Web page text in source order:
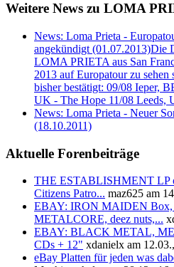
Weitere News zu LOMA
News: Loma Prieta -
angekündigt (01.07.2013)Die
LOMA PRIETA aus San
2013 auf Europatour zu
bisher bestätigt: 09/08 Ieper,
UK - The Hope 11/08 Leeds,
News: Loma Prieta - Neuer
(18.10.2011)
Aktuelle Forenbeiträge
THE ESTABLISHMENT LP
Citizens Patro... maz625 am
EBAY: IRON MAIDEN
METALCORE, deez nuts,...
EBAY: BLACK METAL,
CDs + 12" xdanielx am
eBay Platten für jeden was